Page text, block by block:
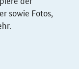
sowie Fotos,